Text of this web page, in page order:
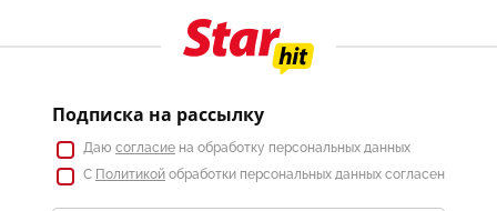
Подписка на рассылку
Даю согласие на обработку персональных данных
С Политикой обработки персональных данных согласен